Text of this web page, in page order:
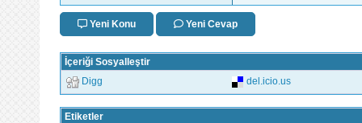
Yeni Konu Yeni Cevap
İçeriği Sosyalleştir
Digg del.icio.us
Etiketler